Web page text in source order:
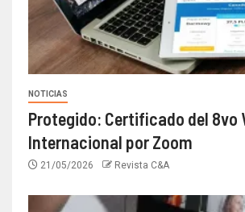
NOTICIAS
Protegido: Certificado del 8vo
Internacional por Zoom
21/05/2026 Revista C&A